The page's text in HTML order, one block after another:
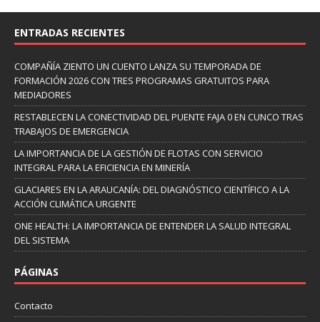
ENTRADAS RECIENTES
COMPAÑÍA ZIENTO UN CUENTO LANZA SU TEMPORADA DE
FORMACIÓN 2026 CON TRES PROGRAMAS GRATUITOS PARA
MEDIADORES
RESTABLECEN LA CONECTIVIDAD DEL PUENTE FAJA 0 EN CUNCO TRAS
TRABAJOS DE EMERGENCIA
LA IMPORTANCIA DE LA GESTIÓN DE FLOTAS CON SERVICIO
INTEGRAL PARA LA EFICIENCIA EN MINERÍA
GLACIARES EN LA ARAUCANÍA: DEL DIAGNÓSTICO CIENTÍFICO A LA
ACCIÓN CLIMÁTICA URGENTE
ONE HEALTH: LA IMPORTANCIA DE ENTENDER LA SALUD INTEGRAL
DEL SISTEMA
PÁGINAS
Contacto